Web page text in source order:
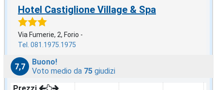
Hotel Castiglione Village & Spa
Via Fumerie, 2, Forio -
Tel. 081.1975.1975
7,7
Buono!
Voto medio da 75 giudizi
Prezzi